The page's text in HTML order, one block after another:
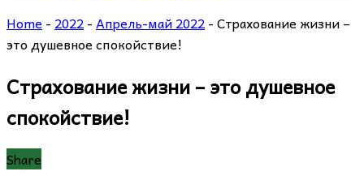
Home- 2022-Апрель-май 2022-Страхование жизни –
это душевное спокойствие!
Страхование жизни – это душевное
спокойствие!
Share